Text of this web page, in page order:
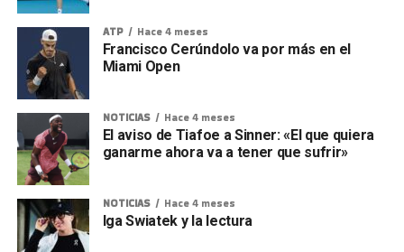
ATP Hace 4 meses
Francisco Cerúndolo va por más en el
Miami Open
NOTICIAS Hace 4 meses
El aviso de Tiafoe a Sinner: «El que quiera
ganarme ahora va a tener que sufrir»
NOTICIAS Hace 4 meses
Iga Swiatek y la lectura